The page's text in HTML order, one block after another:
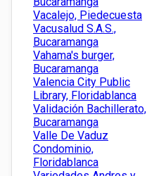
Vacalejo, Piedecuesta
Vacusalud S.A.S.,
Bucaramanga
Vahama's burger,
Bucaramanga
Valencia City Public
Library, Floridablanca
Validación Bachillerato,
Bucaramanga
Valle De Vaduz
Condominio,
Floridablanca